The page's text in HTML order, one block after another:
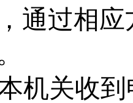
通过相
机关收